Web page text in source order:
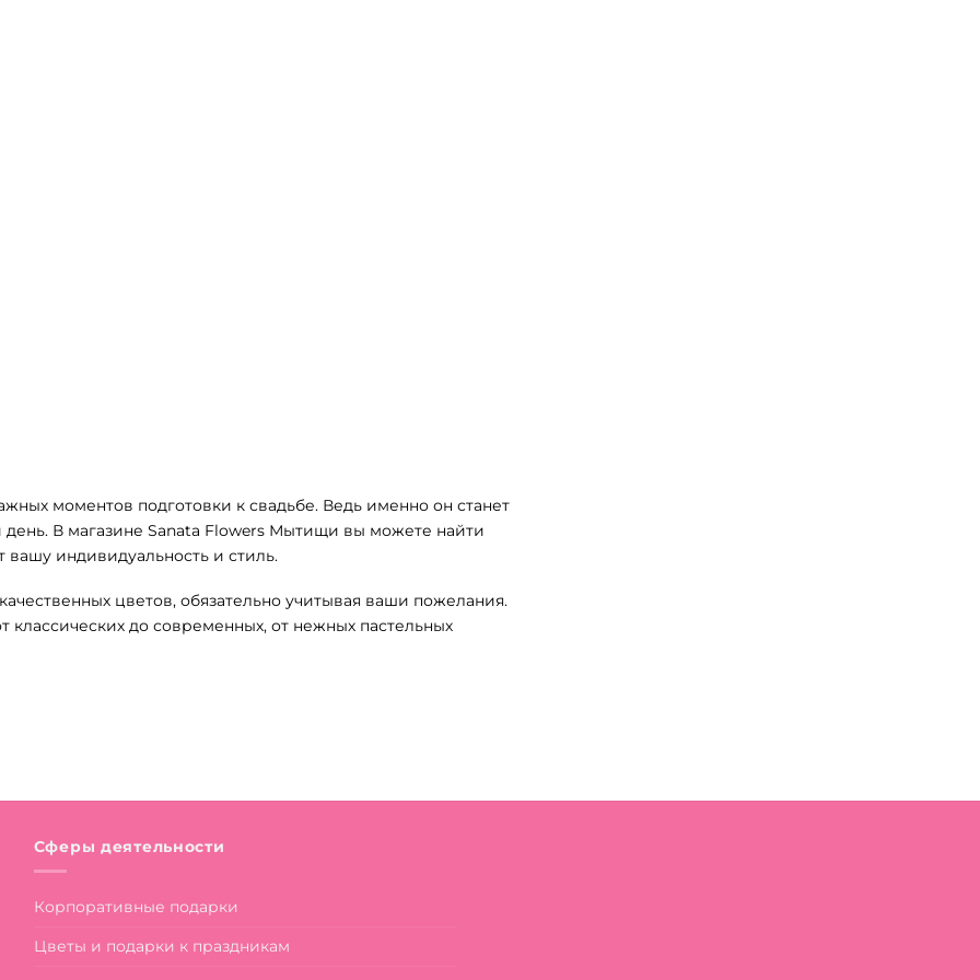
моментов подготовки к свадьбе. Ведь именно он станет
В магазине Sanata Flowers Мытищи вы можете найти
индивидуальность и стиль.
цветов, обязательно учитывая ваши пожелания.
до современных, от нежных пастельных
Сферы деятельности
Корпоративные подарки
Цветы и подарки к праздникам